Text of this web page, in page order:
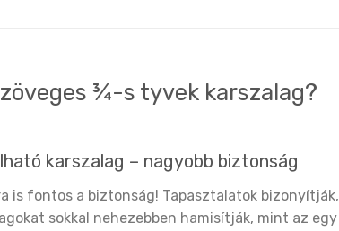
¾-s tyvek karszalag?
karszalag – nagyobb biztonság
is fontos a biztonság! Tapasztalatok bizonyítják,
sokkal nehezebben hamisítják, mint az egy